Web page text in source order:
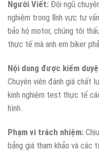
Người Viết: Đội ngũ
nghiệm trong lĩnh vực tư
bảo hộ motor, chúng tôi
thực tế mà anh em biker
Nội dung được kiểm
Chuyên viên đánh giá chất
kinh nghiệm test thực tế
hình.
Phạm vi trách nhiệm:
bảng giá tham khảo và các